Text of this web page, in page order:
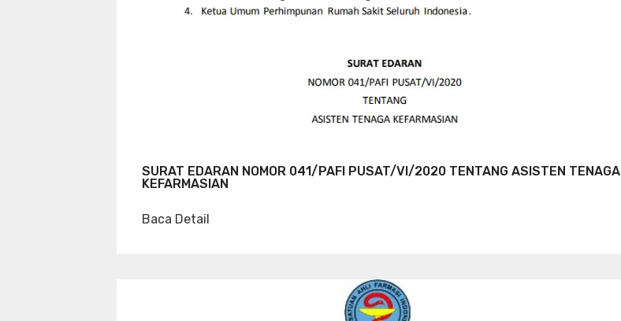
SURAT EDARAN NOMOR 041/PAFI PUSAT/VI/2020 TENTANG ASISTEN TENAGA
KEFARMASIAN
Baca Detail